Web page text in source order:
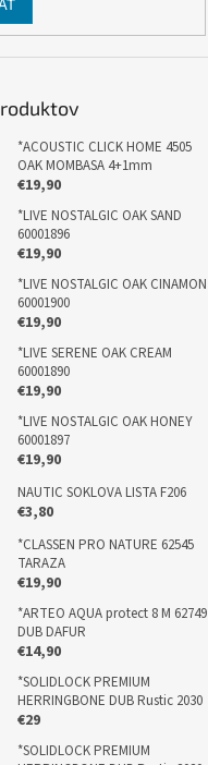
*ACOUSTIC CLICK HOME 4505
OAK MOMBASA 4+1mm
€19,90
*LIVE NOSTALGIC OAK SAND
60001896
€19,90
*LIVE NOSTALGIC OAK CINAMON
60001900
€19,90
*LIVE SERENE OAK CREAM
60001890
€19,90
*LIVE NOSTALGIC OAK HONEY
60001897
€19,90
NAUTIC SOKLOVA LISTA F206
€3,80
*CLASSEN PRO NATURE 62545
TARAZA
€19,90
*ARTEO AQUA protect 8 M 62749
DUB DAFUR
€14,90
*SOLIDLOCK PREMIUM
HERRINGBONE DUB Rustic 2030
€29
*SOLIDLOCK PREMIUM